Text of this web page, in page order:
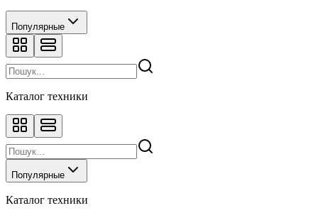
Популярные
Каталог техники
Популярные
Каталог техники